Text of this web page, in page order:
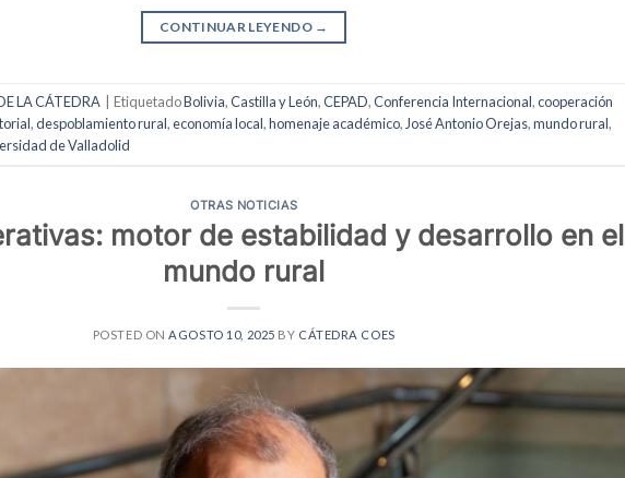
CONTINUAR LEYENDO →
LA CÁTEDRA EtiquetadoBolivia,Castilla y León,CEPAD,Conferencia Internacional,cooperación
,despoblamiento rural,economía local,homenaje académico, José Antonio Orejas,mundo rural,
de Valladolid
OTRAS NOTICIAS
motor de estabilidad y desarrollo en el
mundo rural
POSTED ONAGOSTO 10, 2025 BY CÁTEDRA COES